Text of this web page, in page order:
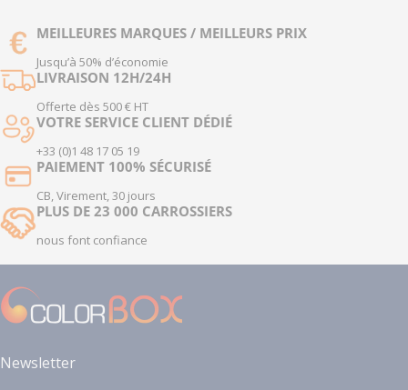
MEILLEURES MARQUES / MEILLEURS PRIX
Jusqu’à 50% d’économie
LIVRAISON 12H/24H
Offerte dès 500 € HT
VOTRE SERVICE CLIENT DÉDIÉ
+33 (0)1 48 17 05 19
PAIEMENT 100% SÉCURISÉ
CB, Virement, 30 jours
PLUS DE 23 000 CARROSSIERS
nous font confiance
Newsletter